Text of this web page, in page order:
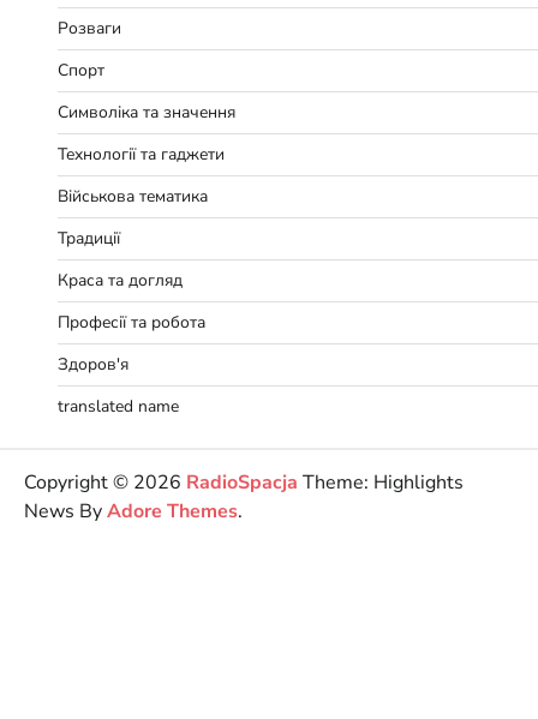
Розваги
Спорт
Символіка та значення
Технології та гаджети
Військова тематика
Традиції
Краса та догляд
Професії та робота
Здоров'я
translated name
Copyright © 2026 RadioSpacja Theme: Highlights
News ByAdore Themes.